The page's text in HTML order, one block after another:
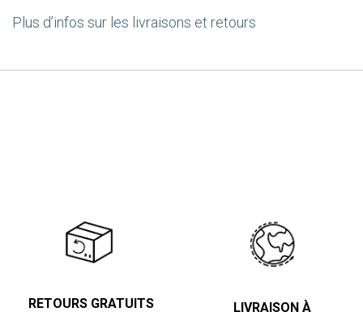
Plus d’infos sur les livraisons et retours
RETOURS GRATUITS
LIVRAISON À